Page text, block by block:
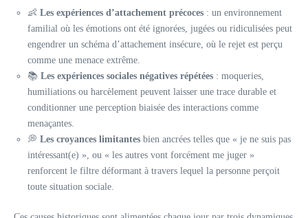
👶 Les expériences d’attachement précoces : un environnement
familial où les émotions ont été ignorées, jugées ou ridiculisées peut
engendrer un schéma d’attachement insécure, où le rejet est perçu
comme une menace extrême.
📚 Les expériences sociales négatives répétées : moqueries,
humiliations ou harcèlement peuvent laisser une trace durable et
conditionner une perception biaisée des interactions comme
menaçantes.
💭 Les croyances limitantes bien ancrées telles que « je ne suis pas
intéressant(e) », ou « les autres vont forcément me juger »
renforcent le filtre déformant à travers lequel la personne perçoit
toute situation sociale.